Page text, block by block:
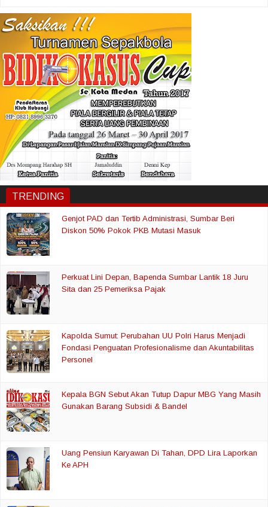
TRENDING
Genjot PAD dan Tertib Administrasi, Sumbar Beri
Diskon 50% Pokok PKB Mutasi Masuk
Perkuat Lini Depan, Bapenda Sumbar Lantik 18 Juru
Sita dan 25 Pemeriksa Pajak
Kapolda Sumut: Perubahan UU Polri Harus Menjadi
Fondasi Penguatan Profesionalisme dan Akuntabilitas
Personel
Kepala BGN Sebut Akan Tutup Dapur MBG Yang Masih
Gunakan Barang Subsidi & Bandel
Uang Pensiun Karyawan Di Tahan, DPD Lira Laporkan
Ke APH